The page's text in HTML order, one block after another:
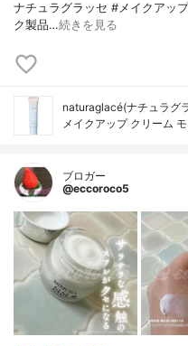
ナチュラグラッセ #メイクアッ
ク製品…続きを見る
naturaglacé(ナチュラグ
メイクアップ クリーム
ブロガー
@eccoroco5